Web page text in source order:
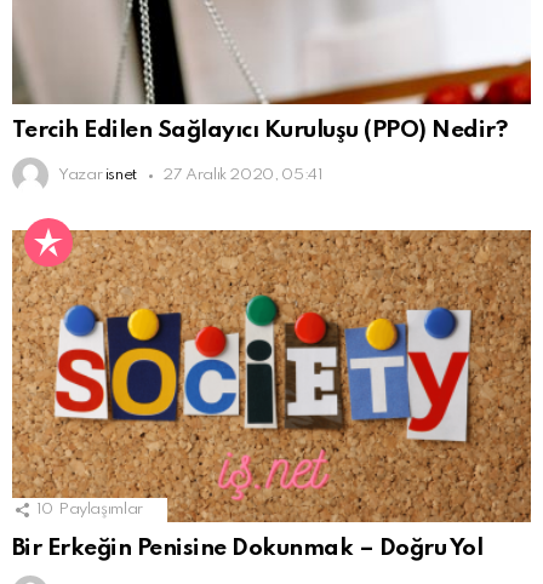
Tercih Edilen Sağlayıcı Kuruluşu (PPO) Nedir?
Yazar isnet 27 Aralık 2020, 05:41
10 Paylaşımlar
Bir Erkeğin Penisine Dokunmak – Doğru Yol